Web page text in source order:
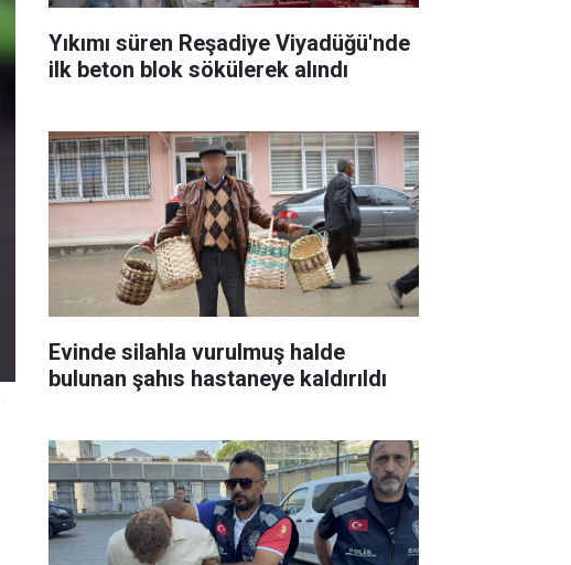
Yıkımı süren Reşadiye Viyadüğü'nde
ilk beton blok sökülerek alındı
Evinde silahla vurulmuş halde
bulunan şahıs hastaneye kaldırıldı